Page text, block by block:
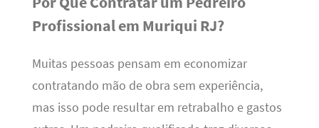
Profissional em Muriqui RJ?
Muitas pessoas pensam em economizar
contratando mão de obra sem experiência,
mas isso pode resultar em retrabalho e gastos